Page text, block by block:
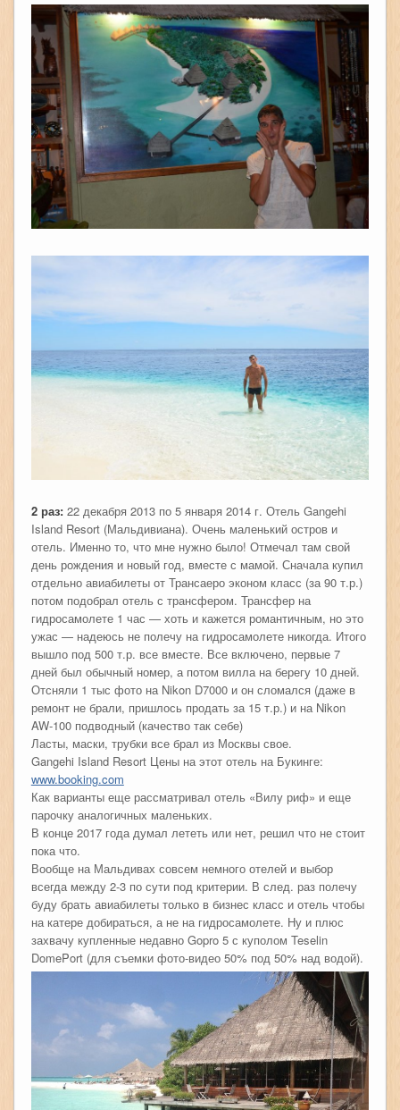
2 раз:22 декабря 2013 по 5 января 2014 г. Отель Gangehi
Island Resort (Мальдивиана). Очень маленький остров и
отель. Именно то, что мне нужно было! Отмечал там свой
день рождения и новый год, вместе с мамой. Сначала купил
отдельно авиабилеты от Трансаеро эконом класс (за 90 т.р.)
потом подобрал отель с трансфером. Трансфер на
гидросамолете 1 час — хоть и кажется романтичным, но это
ужас — надеюсь не полечу на гидросамолете никогда. Итого
вышло под 500 т.р. все вместе. Все включено, первые 7
дней был обычный номер, а потом вилла на берегу 10 дней.
Отсняли 1 тыс фото на Nikon D7000 и он сломался (даже в
ремонт не брали, пришлось продать за 15 т.р.) и на Nikon
AW-100 подводный (качество так себе)
Ласты, маски, трубки все брал из Москвы свое.
Gangehi Island Resort Цены на этот отель на Букинге:
www.booking.com
Как варианты еще рассматривал отель «Вилу риф» и еще
парочку аналогичных маленьких.
В конце 2017 года думал лететь или нет, решил что не стоит
пока что.
Вообще на Мальдивах совсем немного отелей и выбор
всегда между 2-3 по сути под критерии. В след. раз полечу
буду брать авиабилеты только в бизнес класс и отель чтобы
на катере добираться, а не на гидросамолете. Ну и плюс
захвачу купленные недавно Gopro 5 с куполом Teselin
DomePort (для съемки фото-видео 50% под 50% над водой).